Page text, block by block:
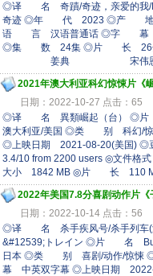
◎译 名 奇蹟/奇迹，亲爱的我/
奇迹 ◎年 代 2023 ◎产 地
语 言 汉语普通话 ◎字 幕 中
◎集 数 24集 ◎片 长
姜典 宋伟
2021年澳大利亚科幻惊悚片《
日期：2022-10-27 点击：65
◎译 名 異類崛起（台）
澳大利亚/美国 ◎类 别 科
◎上映日期 2021-08-20(美国) ◎
3.4/10 from 2200 users ◎文件
大小 1842 MB ◎片 长 110
2022年美国7.8分喜剧动作片
日期：2022-10-14 点击：56
◎译 名 杀手疾风号/杀手列车(港
&#12539;トレイン ◎片 名
日本 ◎类 别 喜剧/动作/惊
幕 中英双字幕 ◎上映日期 2022-